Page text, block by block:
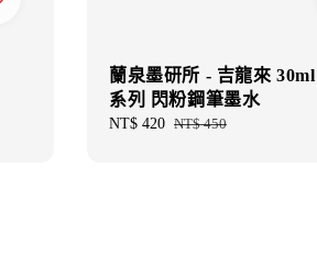
蘭泉墨研所 - 吉龍來
系列 閃粉鋼筆墨水
Sale
NT$ 420 Regular
NT$ 450